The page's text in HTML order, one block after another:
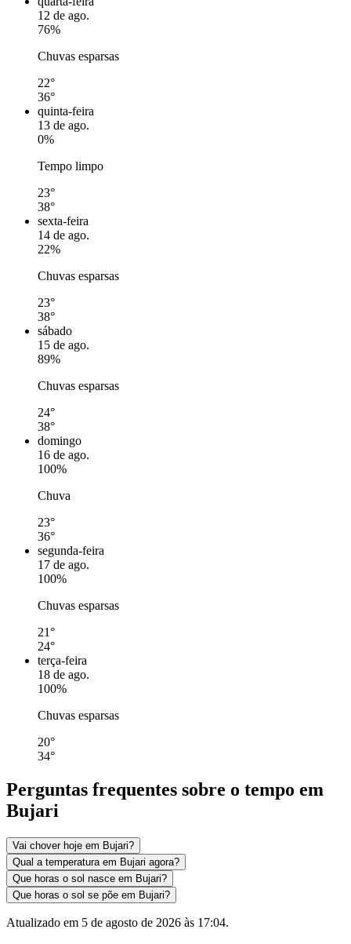
12 de ago.
76%
Chuvas esparsas
22°
36°
quinta-feira
13 de ago.
0%
Tempo limpo
23°
38°
sexta-feira
14 de ago.
22%
Chuvas esparsas
23°
38°
sábado
15 de ago.
89%
Chuvas esparsas
24°
38°
domingo
16 de ago.
100%
Chuva
23°
36°
segunda-feira
17 de ago.
100%
Chuvas esparsas
21°
24°
terça-feira
18 de ago.
100%
Chuvas esparsas
20°
34°
Perguntas frequentes sobre o tempo em
Bujari
Vai chover hoje em Bujari?
Qual a temperatura em Bujari agora?
Que horas o sol nasce em Bujari?
Que horas o sol se põe em Bujari?
Atualizado em 5 de agosto de 2026 às 17:04.